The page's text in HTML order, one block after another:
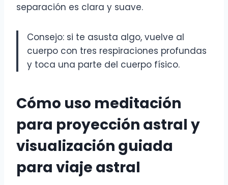
separación es clara y suave.
Consejo: si te asusta algo, vuelve al
cuerpo con tres respiraciones profundas
y toca una parte del cuerpo físico.
Cómo uso meditación
para proyección astral y
visualización guiada
para viaje astral